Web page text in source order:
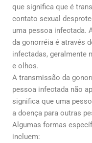
que significa que é
contato sexual
uma pessoa infectada.
da gonorréia é através
infectadas, geralmente
e olhos.
A transmissão da
pessoa infectada não
significa que uma
a doença para outras
Algumas formas
incluem: